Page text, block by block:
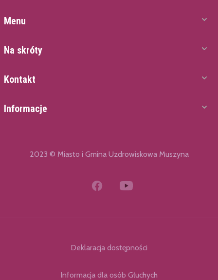
Menu
Na skróty
Kontakt
Informacje
2023 © Miasto i Gmina Uzdrowiskowa Muszyna
Deklaracja dostępności
Informacja dla osób Głuchych